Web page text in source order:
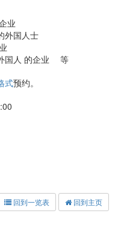
业
外国人士
国人 的企业 等
式预约。
回到一览表 回到主页